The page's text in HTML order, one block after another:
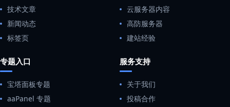
技术文章
新闻动态
标签页
云服务器内容
高防服务器
建站经验
专题入口
宝塔面板专题
aaPanel 专题
服务支持
关于我们
投稿合作